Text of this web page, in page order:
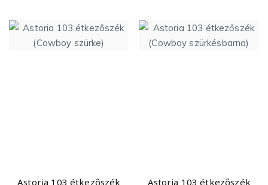
Astoria 103 étkezőszék Astoria 103 étkezőszék